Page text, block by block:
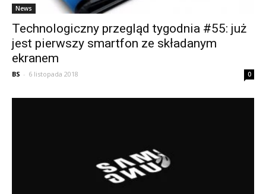
News
Technologiczny przegląd tygodnia #55: już
jest pierwszy smartfon ze składanym
ekranem
BS - 6 listopada 2018 0